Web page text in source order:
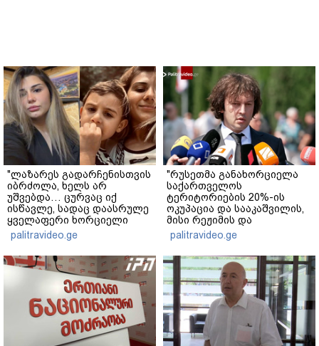
"ლაზარეს გადარჩენისთვის
იბრძოლა, ხელს არ
უშვებდა… ცურვაც იქ
ისწავლე, სადაც დაასრულე
ყველაფერი ხორციელი
ცხოვრებიდან" – რას წერს
ხობში დაღუპული დედა-
შვილის ახლობელი?
palitravideo.ge
"რუსეთმა განახორციელა
საქართველოს
ტერიტორიების 20%-ის
ოკუპაცია და სააკაშვილის,
მისი რეჟიმის და
"ნაცმოძრაობის" ღალატი
ვერანაირად ვერ
გადაფარავს ამ
დანაშაულს" - ირაკლი
კობახიძე
palitravideo.ge